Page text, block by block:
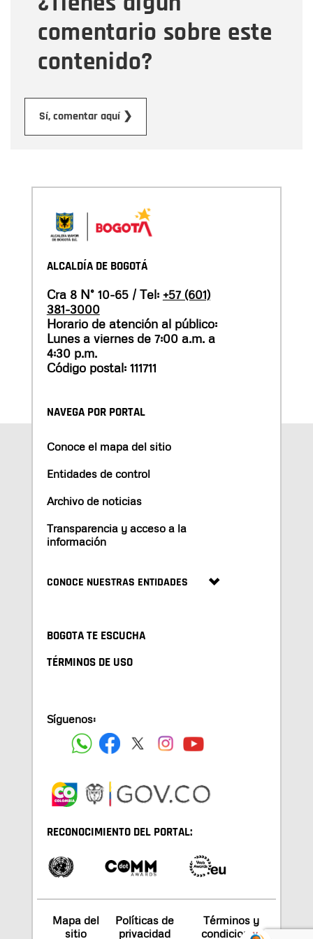
comentario sobre este
contenido?
Sí, comentar aquí ❯
ALCALDÍA DE BOGOTÁ
Cra 8 N° 10-65 / Tel: +57 (601)
381-3000
Horario de atención al público:
Lunes a viernes de 7:00 a.m. a
4:30 p.m.
Código postal: 111711
NAVEGA POR PORTAL
Conoce el mapa del sitio
Entidades de control
Archivo de noticias
Transparencia y acceso a la
información
CONOCE NUESTRAS ENTIDADES
BOGOTA TE ESCUCHA
TÉRMINOS DE USO
Síguenos:
RECONOCIMIENTO DEL PORTAL:
Mapa del
sitio
Políticas de
privacidad
Términos y
condiciones